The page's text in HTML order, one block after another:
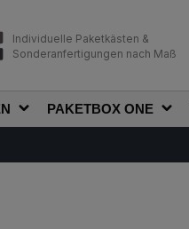
Individuelle Paketkästen &
Sonderanfertigungen nach Maß
PAKETBOX ONE